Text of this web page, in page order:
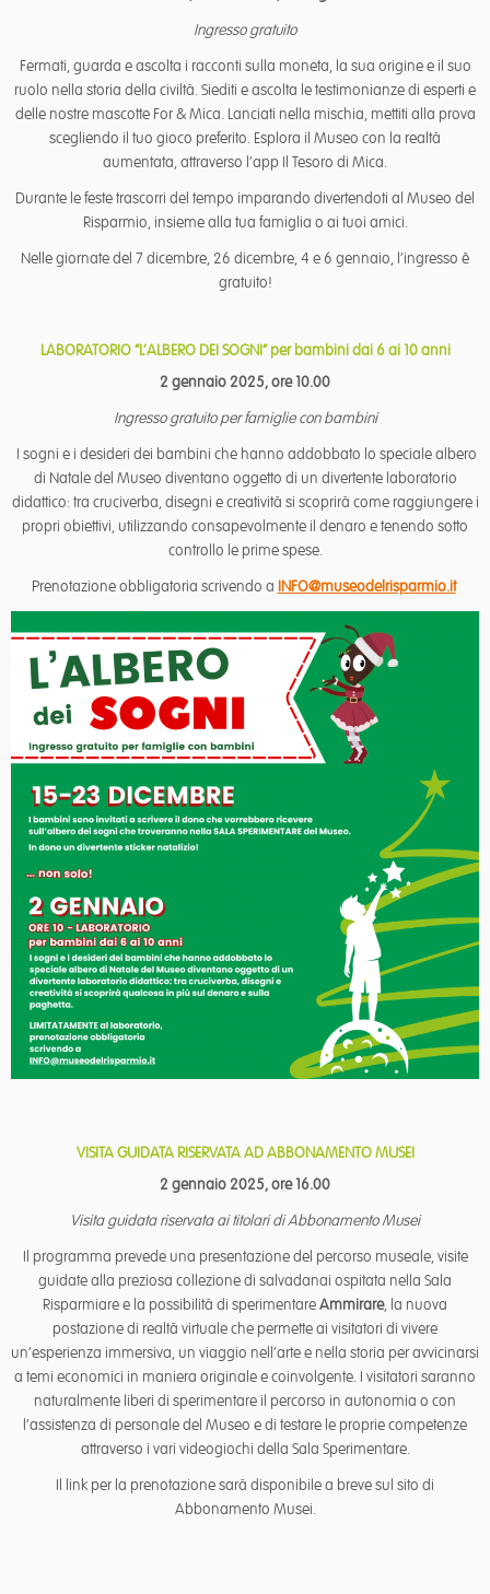
Ingresso gratuito
Fermati, guarda e ascolta i racconti sulla moneta, la sua origine e il suo
ruolo nella storia della civiltà. Siediti e ascolta le testimonianze di esperti e
delle nostre mascotte For & Mica. Lanciati nella mischia, mettiti alla prova
scegliendo il tuo gioco preferito. Esplora il Museo con la realtà
aumentata, attraverso l‘app Il Tesoro di Mica.
Durante le feste trascorri del tempo imparando divertendoti al Museo del
Risparmio, insieme alla tua famiglia o ai tuoi amici.
Nelle giornate del 7 dicembre, 26 dicembre, 4 e 6 gennaio, l’ingresso è
gratuito!
LABORATORIO “L’ALBERO DEI SOGNI” per bambini dai 6 ai 10 anni
2 gennaio 2025, ore 10.00
Ingresso gratuito per famiglie con bambini
I sogni e i desideri dei bambini che hanno addobbato lo speciale albero
di Natale del Museo diventano oggetto di un divertente laboratorio
didattico: tra cruciverba, disegni e creatività si scoprirà come raggiungere i
propri obiettivi, utilizzando consapevolmente il denaro e tenendo sotto
controllo le prime spese.
Prenotazione obbligatoria scrivendo a INFO@museodelrisparmio.it
VISITA GUIDATA RISERVATA AD ABBONAMENTO MUSEI
2 gennaio 2025, ore 16.00
Visita guidata riservata ai titolari di Abbonamento Musei
Il programma prevede una presentazione del percorso museale, visite
guidate alla preziosa collezione di salvadanai ospitata nella Sala
Risparmiare e la possibilità di sperimentareAmmirare, la nuova
postazione di realtà virtuale che permette ai visitatori di vivere
un’esperienza immersiva, un viaggio nell’arte e nella storia per avvicinarsi
a temi economici in maniera originale e coinvolgente. I visitatori saranno
naturalmente liberi di sperimentare il percorso in autonomia o con
l’assistenza di personale del Museo e di testare le proprie competenze
attraverso i vari videogiochi della Sala Sperimentare.
Il link per la prenotazione sarà disponibile a breve sul sito di
Abbonamento Musei.